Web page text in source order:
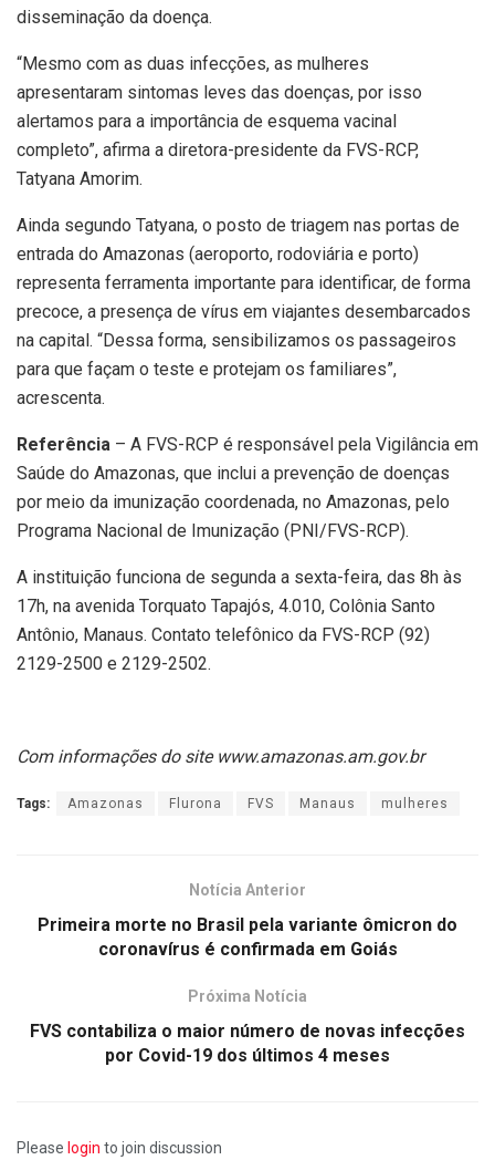
disseminação da doença.
“Mesmo com as duas infecções, as mulheres
apresentaram sintomas leves das doenças, por isso
alertamos para a importância de esquema vacinal
completo”, afirma a diretora-presidente da FVS-RCP,
Tatyana Amorim.
Ainda segundo Tatyana, o posto de triagem nas portas de
entrada do Amazonas (aeroporto, rodoviária e porto)
representa ferramenta importante para identificar, de forma
precoce, a presença de vírus em viajantes desembarcados
na capital. “Dessa forma, sensibilizamos os passageiros
para que façam o teste e protejam os familiares”,
acrescenta.
Referência – A FVS-RCP é responsável pela Vigilância em
Saúde do Amazonas, que inclui a prevenção de doenças
por meio da imunização coordenada, no Amazonas, pelo
Programa Nacional de Imunização (PNI/FVS-RCP).
A instituição funciona de segunda a sexta-feira, das 8h às
17h, na avenida Torquato Tapajós, 4.010, Colônia Santo
Antônio, Manaus. Contato telefônico da FVS-RCP (92)
2129-2500 e 2129-2502.
Com informações do site www.amazonas.am.gov.br
Tags: Amazonas Flurona FVS Manaus mulheres
Notícia Anterior
Primeira morte no Brasil pela variante ômicron do
coronavírus é confirmada em Goiás
Próxima Notícia
FVS contabiliza o maior número de novas infecções
por Covid-19 dos últimos 4 meses
Please login to join discussion